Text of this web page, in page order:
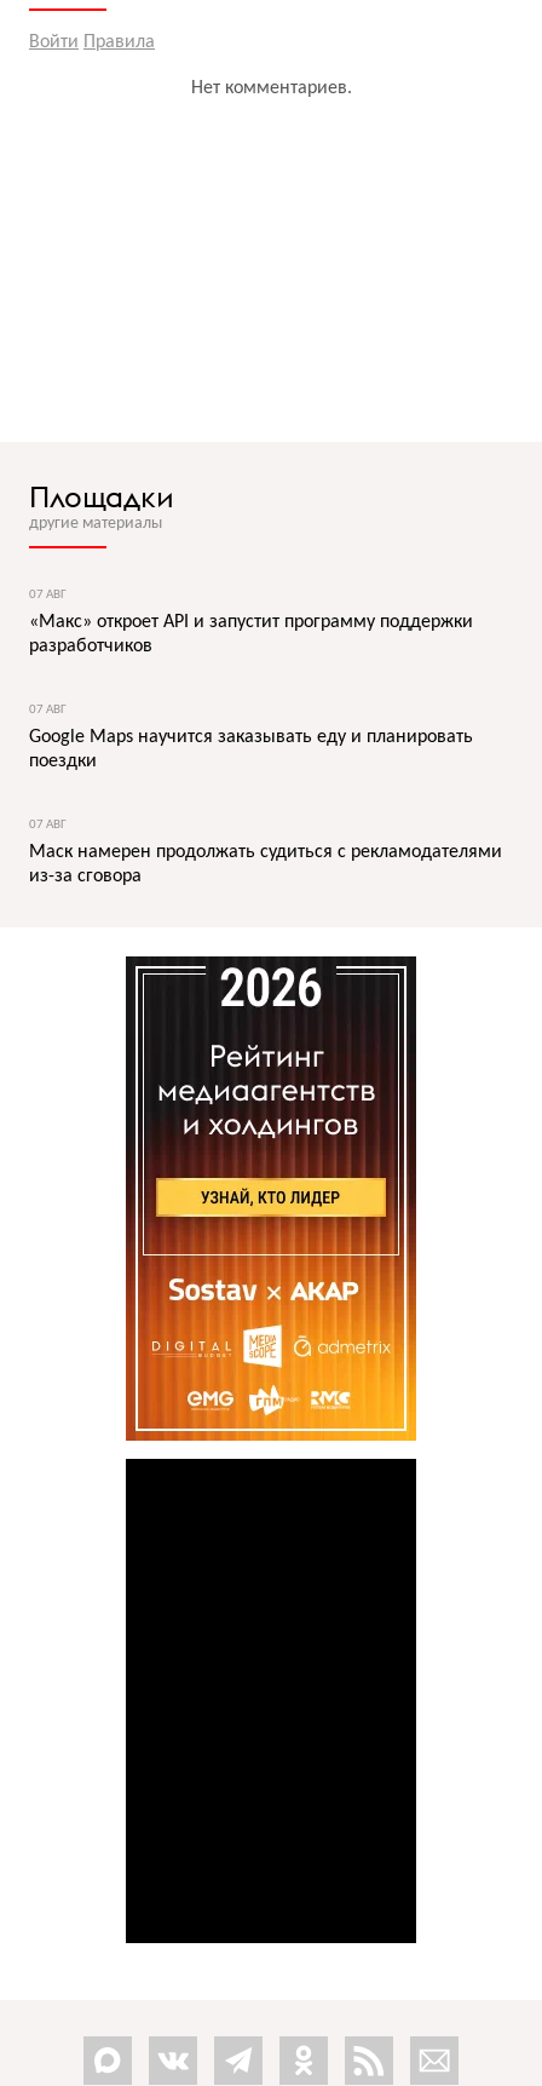
Войти Правила
Нет комментариев.
Площадки
другие материалы
07 АВГ
«Макс» откроет API и запустит программу поддержки
разработчиков
07 АВГ
Google Maps научится заказывать еду и планировать
поездки
07 АВГ
Маск намерен продолжать судиться с рекламодателями
из-за сговора